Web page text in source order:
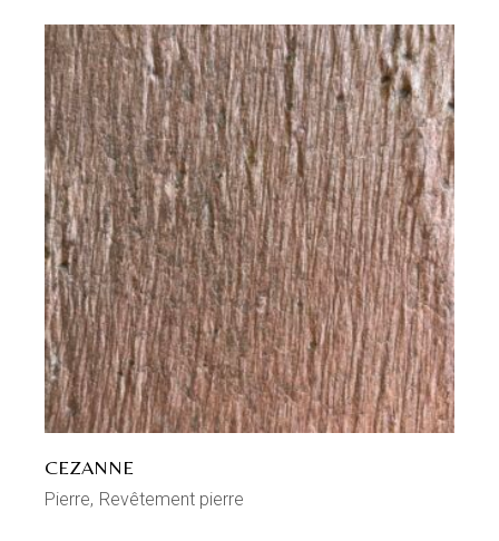
CEZANNE
Pierre Revêtement pierre